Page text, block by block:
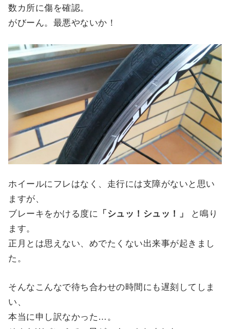
数カ所に傷を確認。
がびーん。最悪やないか！
ホイールにフレはなく、走行には支障がないと思い
ますが、
ブレーキをかける度に 「シュッ！シュッ！」
と鳴り
ます。
正月とは思えない、めでたくない出来事が起きまし
た。
そんなこんなで待ち合わせの時間にも遅刻してしま
い、
本当に申し訳なかった…。